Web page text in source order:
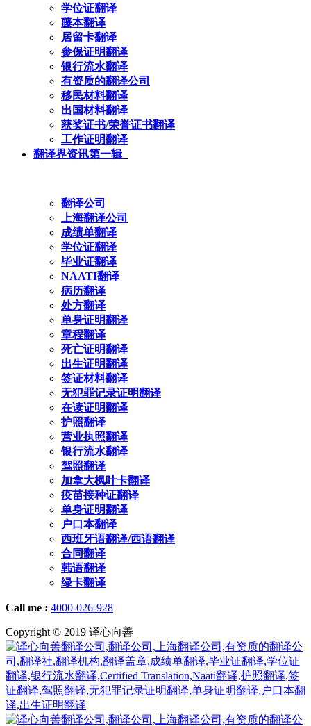
学位证翻译
藤本翻译
居留卡翻译
参保证明翻译
银行流水翻译
有资质的翻译公司
移民材料翻译
出国材料翻译
获奖证书/荣誉证书翻译
工作证明翻译
翻译界资讯第一辑
翻译公司
上海翻译公司
成绩单翻译
学位证翻译
毕业证翻译
NAATI翻译
病历翻译
处方翻译
单身证明翻译
章程翻译
死亡证明翻译
出生证明翻译
签证材料翻译
无犯罪记录证明翻译
在读证明翻译
护照翻译
营业执照翻译
银行流水翻译
驾照翻译
加拿大枫叶卡翻译
疫苗接种证翻译
单身证明翻译
户口本翻译
西班牙语翻译/西语翻译
合同翻译
韩语翻译
绿卡翻译
Call me : 4000-026-928
Copyright © 2019 译心向善